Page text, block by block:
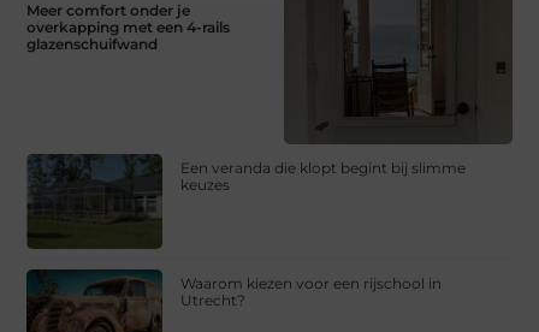
Meer comfort onder je
overkapping met een 4-rails
glazenschuifwand
Een veranda die klopt begint bij slimme
keuzes
Waarom kiezen voor een rijschool in
Utrecht?